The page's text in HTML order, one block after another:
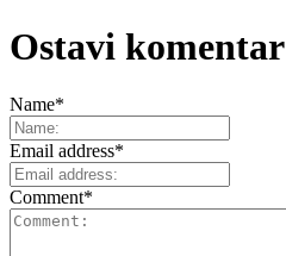
Ostavi komentar
Name*
Email address*
Comment*